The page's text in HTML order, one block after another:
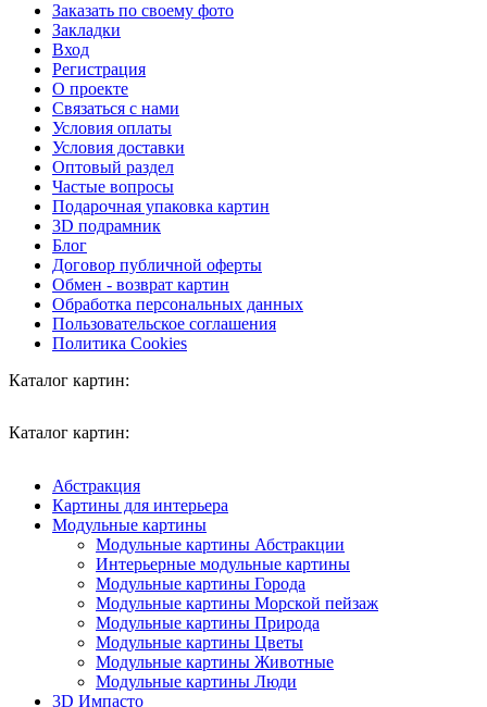
Заказать по своему фото
Закладки
Вход
Регистрация
О проекте
Связаться с нами
Условия оплаты
Условия доставки
Оптовый раздел
Частые вопросы
Подарочная упаковка картин
3D подрамник
Блог
Договор публичной оферты
Обмен - возврат картин
Обработка персональных данных
Пользовательское соглашения
Политика Cookies
Каталог картин:
Каталог картин:
Абстракция
Картины для интерьера
Модульные картины
Модульные картины Абстракции
Интерьерные модульные картины
Модульные картины Города
Модульные картины Морской пейзаж
Модульные картины Природа
Модульные картины Цветы
Модульные картины Животные
Модульные картины Люди
3D Импасто